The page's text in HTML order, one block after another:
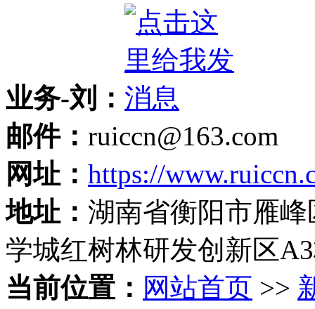
业务-刘：
邮件： ruiccn@163.com
网址： https://
地址： 湖南省衡阳市雁
学城红树林研发创新区
当前位置： 网站首页 >>